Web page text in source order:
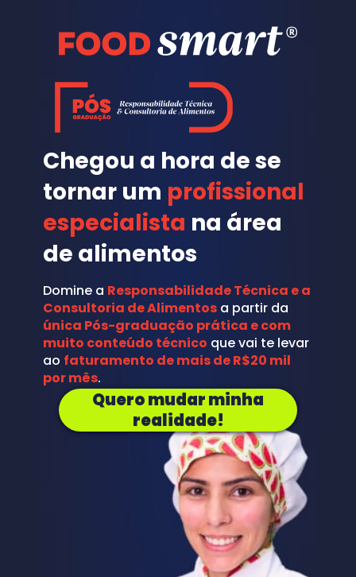
Chegou a hora de se
tornar um profissional
especialista na área
de alimentos
Domine a Responsabilidade Técnica e a
Consultoria de Alimentos
única Pós-graduação prática e com
muito conteúdo técnico que vai te levar
ao faturamento de mais de R$20 mil
por mês.
Quero mudar minha
realidade!